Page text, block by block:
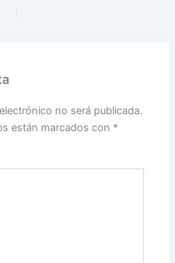
no será publicada.
están marcados con *